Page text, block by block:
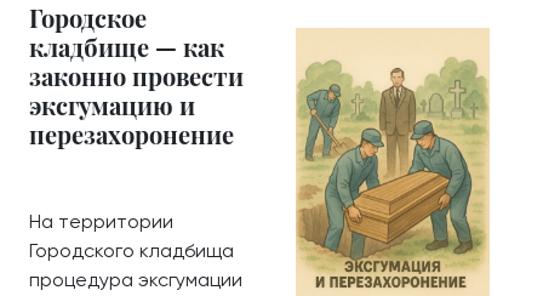
Городское
кладбище — как
законно провести
эксгумацию и
перезахоронение
На территории
Городского кладбища
процедура эксгумации